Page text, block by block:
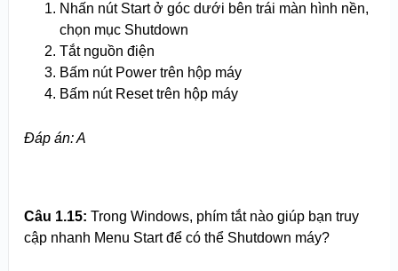
Nhấn nút Start ở góc dưới bên trái màn hình nền,
chọn mục Shutdown
Tắt nguồn điện
Bấm nút Power trên hộp máy
Bấm nút Reset trên hộp máy
Đáp án: A
Câu 1.15: Trong Windows, phím tắt nào giúp bạn truy
cập nhanh Menu Start để có thể Shutdown máy?